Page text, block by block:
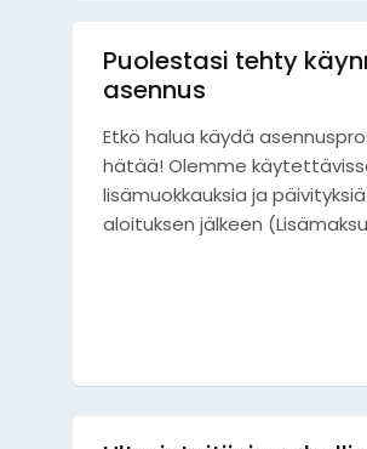
Puolestasi tehty
asennus
Etkö halua käydä
hätää! Olemme
lisämuokkauksia ja
aloituksen jälkeen